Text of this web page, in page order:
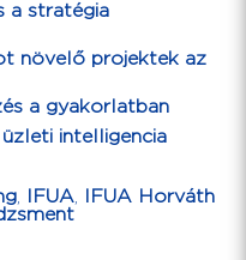
a stratégia
növelő projektek az
a gyakorlatban
intelligencia
IFUA
IFUA Horváth